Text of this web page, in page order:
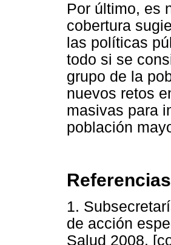
Por último, es
cobertura
las políticas
todo si se
grupo de la
nuevos retos
masivas para
población
Referencias
1.
de acción
Salud 2008.